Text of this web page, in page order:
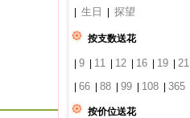
生日 探望
按支数送花
9 11 12 16 19 21
66 88 99 108 365
按价位送花